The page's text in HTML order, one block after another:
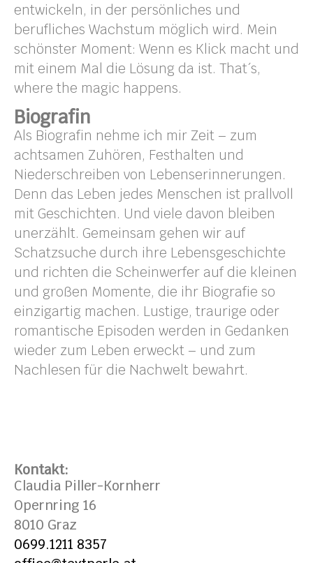
entwickeln, in der persönliches und
berufliches Wachstum möglich wird. Mein
schönster Moment: Wenn es Klick macht und
mit einem Mal die Lösung da ist. That´s,
where the magic happens.
Biografin
Als Biografin nehme ich mir Zeit – zum
achtsamen Zuhören, Festhalten und
Niederschreiben von Lebenserinnerungen.
Denn das Leben jedes Menschen ist prallvoll
mit Geschichten. Und viele davon bleiben
unerzählt. Gemeinsam gehen wir auf
Schatzsuche durch ihre Lebensgeschichte
und richten die Scheinwerfer auf die kleinen
und großen Momente, die ihr Biografie so
einzigartig machen. Lustige, traurige oder
romantische Episoden werden in Gedanken
wieder zum Leben erweckt – und zum
Nachlesen für die Nachwelt bewahrt.
Kontakt:
Claudia Piller-Kornherr
Opernring 16
8010 Graz
0699.1211 8357